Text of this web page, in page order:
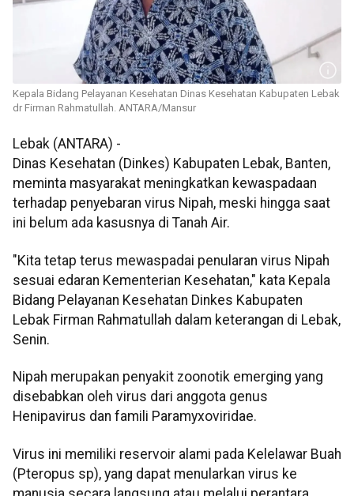
Kepala Bidang Pelayanan Kesehatan Dinas Kesehatan Kabupaten Lebak
dr Firman Rahmatullah. ANTARA/Mansur
Lebak (ANTARA) -
Dinas Kesehatan (Dinkes) Kabupaten Lebak, Banten,
meminta masyarakat meningkatkan kewaspadaan
terhadap penyebaran virus Nipah, meski hingga saat
ini belum ada kasusnya di Tanah Air.
"Kita tetap terus mewaspadai penularan virus Nipah
sesuai edaran Kementerian Kesehatan," kata Kepala
Bidang Pelayanan Kesehatan Dinkes Kabupaten
Lebak Firman Rahmatullah dalam keterangan di Lebak,
Senin.
Nipah merupakan penyakit zoonotik emerging yang
disebabkan oleh virus dari anggota genus
Henipavirus dan famili Paramyxoviridae.
Virus ini memiliki reservoir alami pada Kelelawar Buah
(Pteropus sp), yang dapat menularkan virus ke